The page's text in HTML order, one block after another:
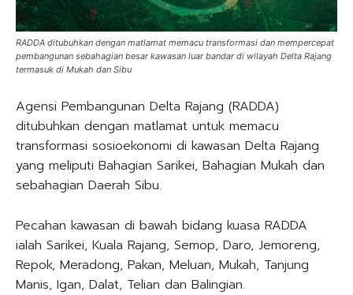
RADDA ditubuhkan dengan matlamat memacu transformasi dan mempercepat
pembangunan sebahagian besar kawasan luar bandar di wilayah Delta Rajang
termasuk di Mukah dan Sibu
Agensi Pembangunan Delta Rajang (RADDA)
ditubuhkan dengan matlamat untuk memacu
transformasi sosioekonomi di kawasan Delta Rajang
yang meliputi Bahagian Sarikei, Bahagian Mukah dan
sebahagian Daerah Sibu.
Pecahan kawasan di bawah bidang kuasa RADDA
ialah Sarikei, Kuala Rajang, Semop, Daro, Jemoreng,
Repok, Meradong, Pakan, Meluan, Mukah, Tanjung
Manis, Igan, Dalat, Telian dan Balingian.